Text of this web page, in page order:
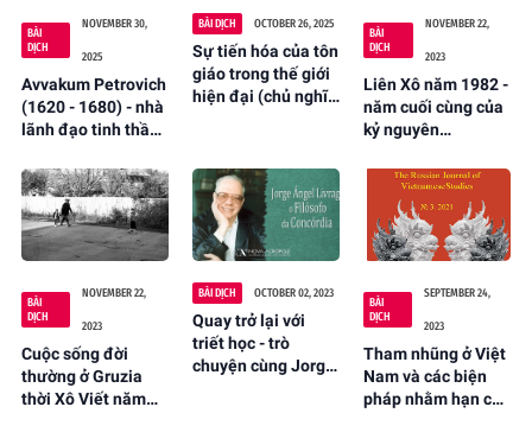
BÀI
DỊCH
NOVEMBER 30,
2025
Avvakum Petrovich
(1620 - 1680) - nhà
lãnh đạo tinh thần
điều Cũ của Nga
(Mai K Đa dịch từ
tiếng Nga)
BÀI DỊCH OCTOBER 26, 2025
Sự tiến hóa của tôn
giáo trong thế giới
hiện đại (chủ nghĩa
T.A. Kildyashova;
dịch và chú thích:
Mai K Đa)
BÀI
DỊCH
NOVEMBER 22,
2023
Liên Xô năm 1982 -
năm cuối cùng của
kỷ nguyên
BÀI
DỊCH
NOVEMBER 22,
2023
Cuộc sống đời
thường ở Gruzia
thời Xô Viết năm
BÀI DỊCH OCTOBER 02, 2023
Quay trở lại với
triết học - trò
chuyện cùng Jorge
BÀI
DỊCH
SEPTEMBER 24,
2023
Tham nhũng ở Việt
Nam và các biện
pháp nhằm hạn chế